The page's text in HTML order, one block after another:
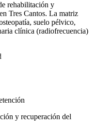
rehabilitación y
Tres Cantos. La matriz
suelo pélvico,
clínica (radiofrecuencia)
y recuperación del